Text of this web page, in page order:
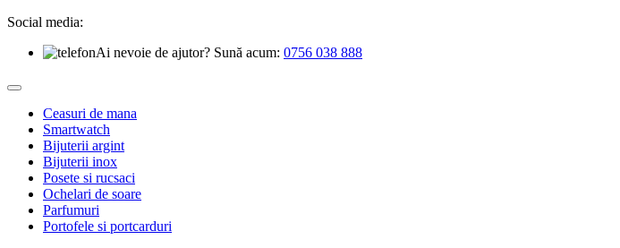
Social media:
Ai nevoie de ajutor? Sună acum: 0756 038 888
Ceasuri de mana
Smartwatch
Bijuterii argint
Bijuterii inox
Posete si rucsaci
Ochelari de soare
Parfumuri
Portofele si portcarduri